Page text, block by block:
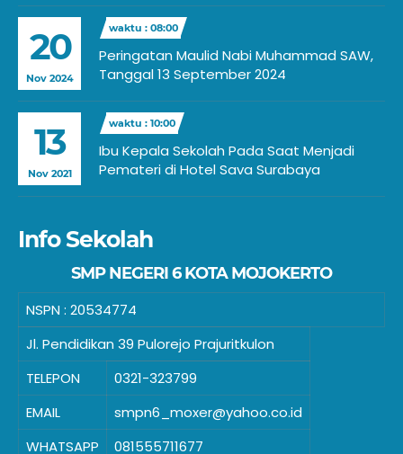
20
Nov 2024
waktu : 08:00
Peringatan Maulid Nabi Muhammad SAW,
Tanggal 13 September 2024
13
Nov 2021
waktu : 10:00
Ibu Kepala Sekolah Pada Saat Menjadi
Pemateri di Hotel Sava Surabaya
Info Sekolah
SMP NEGERI 6 KOTA MOJOKERTO
NSPN : 20534774
Jl. Pendidikan 39 Pulorejo Prajuritkulon
TELEPON
0321-323799
EMAIL
smpn6_moxer@yahoo.co.id
WHATSAPP
081555711677